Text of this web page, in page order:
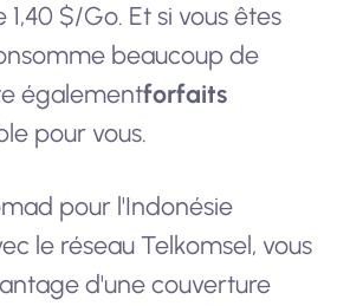
$/Go. Et si vous êtes
beaucoup de
égalementforfaits
pour vous.
pour l'Indonésie
le réseau Telkomsel, vous
d'une couverture